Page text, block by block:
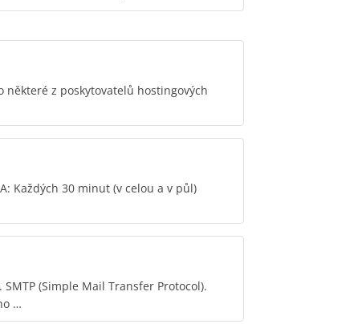
z poskytovatelů hostingových
Každých 30 minut (v celou a v půl)
(Simple Mail Transfer Protocol).
…